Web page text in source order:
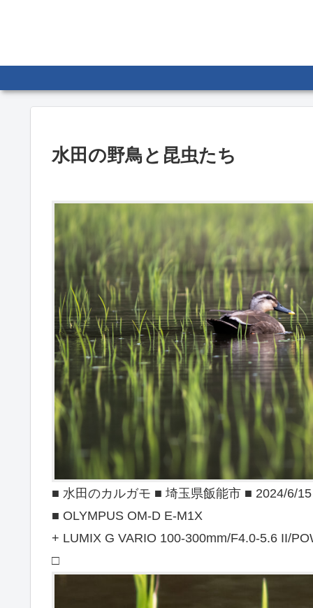
水田の野鳥と昆虫たち
■ 水田のカルガモ ■ 埼玉県飯能市 ■ 2024/6/15
■ OLYMPUS OM-D E-M1X
+ LUMIX G VARIO 100-300mm/F4.0-5.6 II/
□